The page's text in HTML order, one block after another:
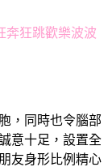
奔狂跳歡樂波波
，同時也令腦部
意十足，設置全
友身形比例精心